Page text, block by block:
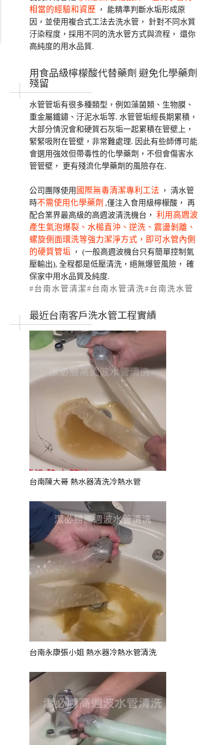
相當的經驗和資歷 ， 能精準判斷水垢形成原
因，並使用複合式工法去洗水管， 針對不同水質
汙染程度，採用不同的洗水管方式與流程， 還你
高純度的用水品質.
用食品級檸檬酸代替藥劑 避免化學藥劑
殘留
水管管垢有很多種類型，例如藻菌類、生物膜、
重金屬鐵鏽、汙泥水垢等. 水管管垢經長期累積，
大部分情況會和硬質石灰垢一起累積在管壁上，
緊緊吸附在管壁，非常難處理. 因此有些師傅可能
會選用強效但帶毒性的化學藥劑，不但會傷害水
管管壁， 更有殘流化學藥劑的風險存在.
公司團隊使用 國際無毒清潔專利工法 ， 清水管
時不需使用化學藥劑 ,僅注入食用級檸檬酸， 再
配合業界最高級的高週波清洗機台， 利用高週波
產生氣泡爆裂、水槌直沖、逆洗、震盪剝離、
螺旋側面環洗等強力潔淨方式，即可水管內側
的硬質管垢 ， (一般高週波機台只有簡單控制氣
壓輸出), 全程都是低壓清洗，絕無爆管風險， 確
保家中用水品質及純度.
#台南水管清潔#台南水管清洗#台南洗水管
最近台南客戶洗水管工程實績
台南陳大哥熱水器清洗冷熱水管
台南永康張小姐熱水器冷熱水管清洗